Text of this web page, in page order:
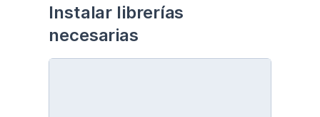
Instalar librerías
necesarias